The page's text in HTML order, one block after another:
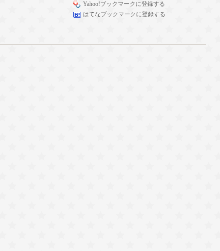
Yahoo!ブックマークに登録する
はてなブックマークに登録する